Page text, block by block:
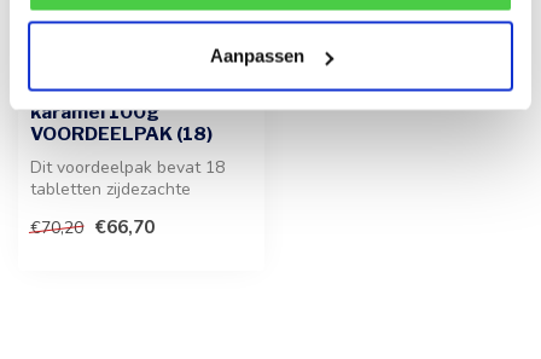
Aanpassen
Tablet Melk - gezouten
karamel 100g
VOORDEELPAK (18)
Dit voordeelpak bevat 18
tabletten zijdezachte
knapperige Fran...
€70,20 €66,70